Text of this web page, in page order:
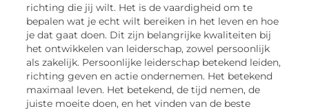
richting die jij wilt. Het is de vaardigheid om te
bepalen wat je echt wilt bereiken in het leven en hoe
je dat gaat doen. Dit zijn belangrijke kwaliteiten bij
het ontwikkelen van leiderschap, zowel persoonlijk
als zakelijk. Persoonlijke leiderschap betekend leiden,
richting geven en actie ondernemen. Het betekend
maximaal leven. Het betekend, de tijd nemen, de
juiste moeite doen, en het vinden van de beste